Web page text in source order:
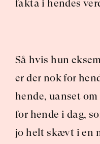
fakta i hendes
Så hvis hun
er der nok for
hende, uanset
for hende i dag,
jo helt skævt i en